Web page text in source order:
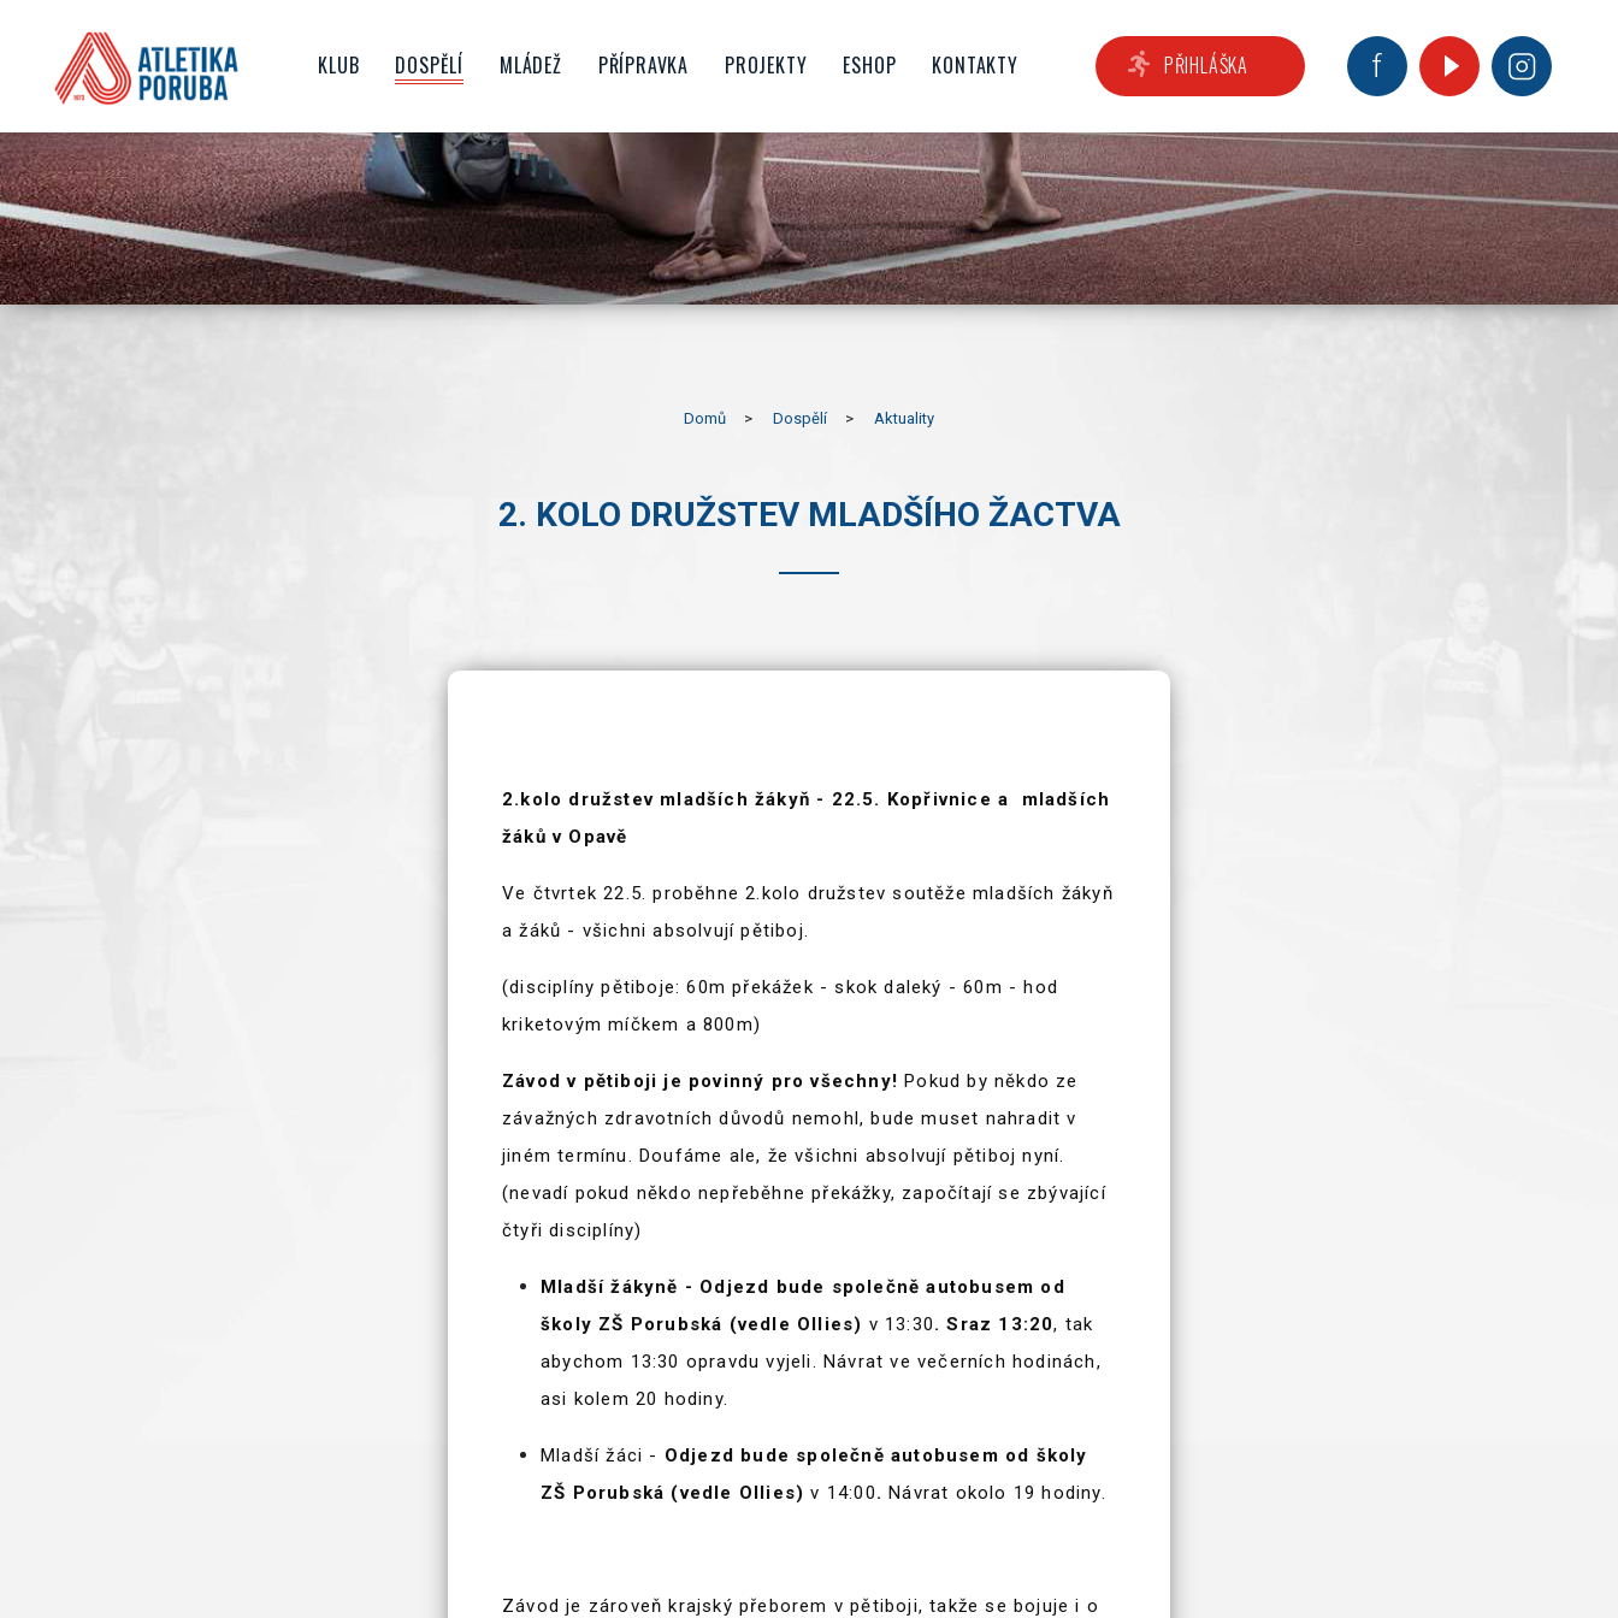
KLUB
HISTORIE KLUBU
NEJVĚTŠÍ ÚSPĚCHY
SPORTOVIŠTĚ
JAK SE STÁT ČLENEM KLUBU
ČLENSKÉ PŘÍSPĚVKY
DOSPĚLÍ
ZÁVODY
AKTUALITY
MLÁDEŽ
DOROST
JUNIOŘI
PŘÍPRAVKA
BENJAMÍNCI
MLADŠÍ PŘÍPRAVKA
STARŠÍ PŘÍPRAVKA
PROJEKTY
PŘÍMĚSTSKÉ TÁBORY
ATLETIKA PRO ŠKOLY
ATLETIKA PRO RODINU
KONDIČNÍ BĚHÁNÍ
PŘÍPRAVKOVÝ DESETIBOJ
POJĎ ZKUSIT ATLETIKU V
ESHOP KONTAKTY PŘIHLÁŠKA
Domů Dospělí Aktuality
2. KOLO DRUŽSTEV MLADŠÍHO ŽACTVA
2.kolo družstev mladších žákyň - 22.5. Kopřivnice a mladších
žáků v Opavě
Ve čtvrtek 22.5. proběhne 2.kolo družstev soutěže mladších žákyň
a žáků - všichni absolvují pětiboj.
(disciplíny pětiboje: 60m překážek - skok daleký - 60m - hod
kriketovým míčkem a 800m)
Závod v pětiboji je povinný pro všechny! Pokud by někdo ze
závažných zdravotních důvodů nemohl, bude muset nahradit v
jiném termínu. Doufáme ale, že všichni absolvují pětiboj nyní.
(nevadí pokud někdo nepřeběhne překážky, započítají se zbývající
čtyři disciplíny)
Mladší žákyně - Odjezd bude společně autobusem od
školy ZŠ Porubská (vedle Ollies) v 13:30. Sraz 13:20, tak
abychom 13:30 opravdu vyjeli. Návrat ve večerních hodinách,
asi kolem 20 hodiny.
Mladší žáci - Odjezd bude společně autobusem od školy
ZŠ Porubská (vedle Ollies) v 14:00.Návrat okolo 19 hodiny.
Závod je zároveň krajský přeborem v pětiboji, takže se bojuje i o